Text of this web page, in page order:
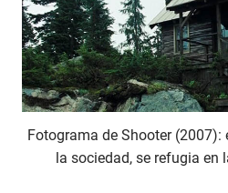
Fotograma de Shooter
la sociedad, se refugia en